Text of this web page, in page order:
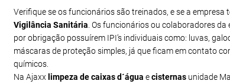
Verifique se os funcionários são treinados, e se a empresa
Vigilância Sanitária . Os funcionários ou colaboradores da
por obrigação possuírem IPI’s individuais como: luvas,
máscaras de proteção simples, já que ficam em contato
químicos.
Na Ajaxx limpeza de caixas d´água ecisternas unidade